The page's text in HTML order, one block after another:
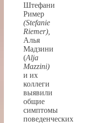
Штефани
Ример
(Stefanie
Riemer),
Алья
Мадзини
(Alja
Mazzini)
и их
коллеги
выявили
общие
симптомы
поведенческих